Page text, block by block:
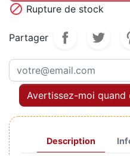
 Rupture de stock
Partager
Avertissez-moi
Description